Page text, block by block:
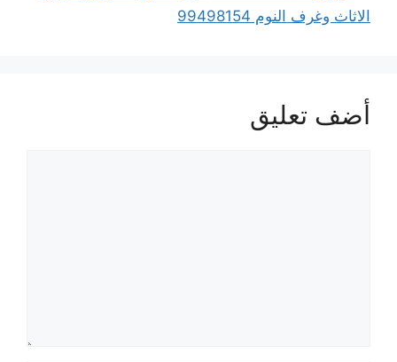
الاثاث وغرف النوم 99498154
أضف تعليق